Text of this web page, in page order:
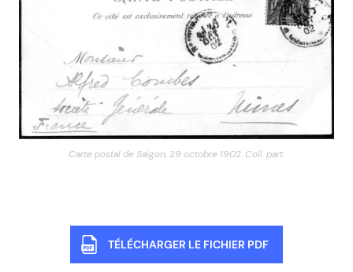
Carte postal de Saigon, 29 octobre 1902. Coll. part.
TÉLÉCHARGER LE FICHIER PDF